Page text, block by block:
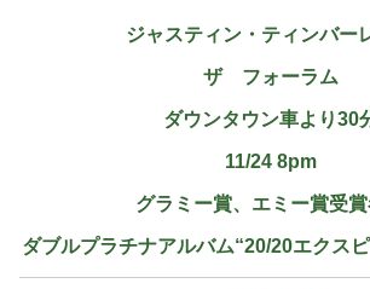
ジャスティン・ティンバー
ザ フォーラム
ダウンタウン車より30
11/24 8pm
グラミー賞、エミー賞受賞
ダブルプラチナアルバム“20/20エクス